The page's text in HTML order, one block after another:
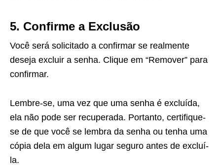
5. Confirme a Exclusão
Você será solicitado a confirmar se realmente
deseja excluir a senha. Clique em “Remover” para
confirmar.
Lembre-se, uma vez que uma senha é excluída,
ela não pode ser recuperada. Portanto, certifique-
se de que você se lembra da senha ou tenha uma
cópia dela em algum lugar seguro antes de excluí-
la.